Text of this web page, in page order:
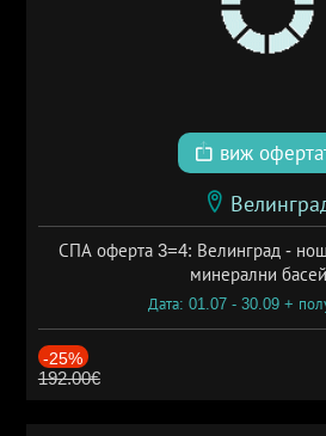
виж
СПА оферта 3=4: Велинград -
минерални
Дата: 01.07 - 30.09 +
-25%
192.00€